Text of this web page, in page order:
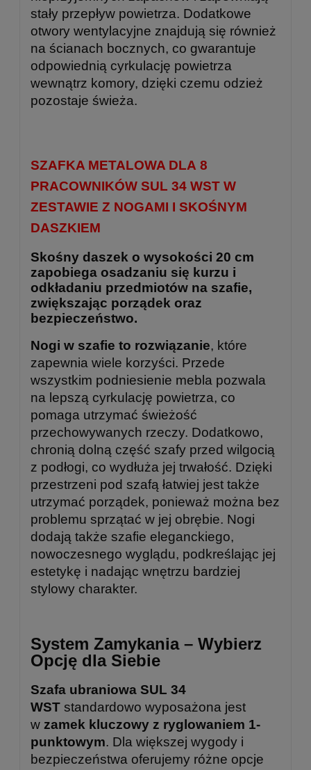
stały przepływ powietrza. Dodatkowe
otwory wentylacyjne znajdują się również
na ścianach bocznych, co gwarantuje
odpowiednią cyrkulację powietrza
wewnątrz komory, dzięki czemu odzież
pozostaje świeża.
SZAFKA METALOWA DLA 8
PRACOWNIKÓW SUL 34 WST W
ZESTAWIE Z NOGAMI I SKOŚNYM
DASZKIEM
Skośny daszek o wysokości 20 cm
zapobiega osadzaniu się kurzu i
odkładaniu przedmiotów na szafie,
zwiększając porządek oraz
bezpieczeństwo.
Nogi w szafie to rozwiązanie, które
zapewnia wiele korzyści. Przede
wszystkim podniesienie mebla pozwala
na lepszą cyrkulację powietrza, co
pomaga utrzymać świeżość
przechowywanych rzeczy. Dodatkowo,
chronią dolną część szafy przed wilgocią
z podłogi, co wydłuża jej trwałość. Dzięki
przestrzeni pod szafą łatwiej jest także
utrzymać porządek, ponieważ można bez
problemu sprzątać w jej obrębie. Nogi
dodają także szafie eleganckiego,
nowoczesnego wyglądu, podkreślając jej
estetykę i nadając wnętrzu bardziej
stylowy charakter.
System Zamykania – Wybierz
Opcję dla Siebie
Szafa ubraniowa SUL 34
WST standardowo wyposażona jest
w zamek kluczowy z ryglowaniem 1-
punktowym. Dla większej wygody i
bezpieczeństwa oferujemy różne opcje